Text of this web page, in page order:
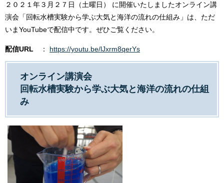
２０２１年３月２７日（土曜日） に開催いたしましたオンライン講
演会「回転水槽実験から学ぶ大気と海洋の流れの仕組み」は、ただ
いまYouTubeで配信中です。ぜひご覧ください。
配信URL ： https://youtu.be/lJxrm8qerYs
オンライン講演会
回転水槽実験から学ぶ大気と海洋の流れの仕組
み